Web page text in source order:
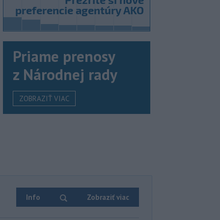
Priame prenosy
z Národnej rady
ZOBRAZIŤ VIAC
Info Zobraziť viac